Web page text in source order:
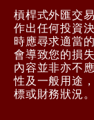
槓桿式外匯交
作出任何投資
時應尋求適當
會導致您的損
內容並非亦不
性及一般用途
標或財務狀況